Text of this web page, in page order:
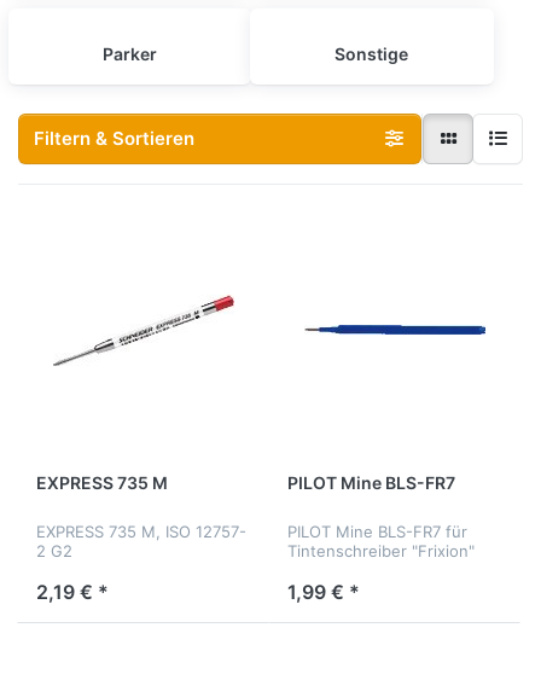
Parker Sonstige
Filtern & Sortieren
EXPRESS 735 M
EXPRESS 735 M, ISO 12757-
2 G2
2,19 € *
PILOT Mine BLS-FR7
PILOT Mine BLS-FR7 für
Tintenschreiber "Frixion"
1,99 € *